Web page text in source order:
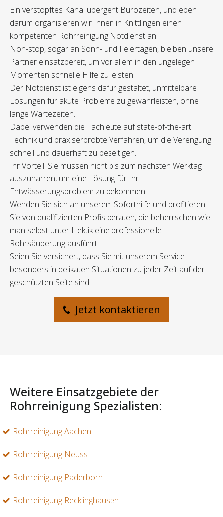
Ein verstopftes Kanal übergeht Bürozeiten, und eben
darum organisieren wir Ihnen in Knittlingen einen
kompetenten Rohrreinigung Notdienst an.
Non-stop, sogar an Sonn- und Feiertagen, bleiben unsere
Partner einsatzbereit, um vor allem in den ungelegen
Momenten schnelle Hilfe zu leisten.
Der Notdienst ist eigens dafür gestaltet, unmittelbare
Lösungen für akute Probleme zu gewährleisten, ohne
lange Wartezeiten.
Dabei verwenden die Fachleute auf state-of-the-art
Technik und praxiserprobte Verfahren, um die Verengung
schnell und dauerhaft zu beseitigen.
Ihr Vorteil: Sie müssen nicht bis zum nächsten Werktag
auszuharren, um eine Lösung für Ihr
Entwässerungsproblem zu bekommen.
Wenden Sie sich an unserem Soforthilfe und profitieren
Sie von qualifizierten Profis beraten, die beherrschen wie
man selbst unter Hektik eine professionelle
Rohrsäuberung ausführt.
Seien Sie versichert, dass Sie mit unserem Service
besonders in delikaten Situationen zu jeder Zeit auf der
geschützten Seite sind.
Jetzt kontaktieren
Weitere Einsatzgebiete der
Rohrreinigung Spezialisten:
Rohrreinigung Aachen
Rohrreinigung Neuss
Rohrreinigung Paderborn
Rohrreinigung Recklinghausen